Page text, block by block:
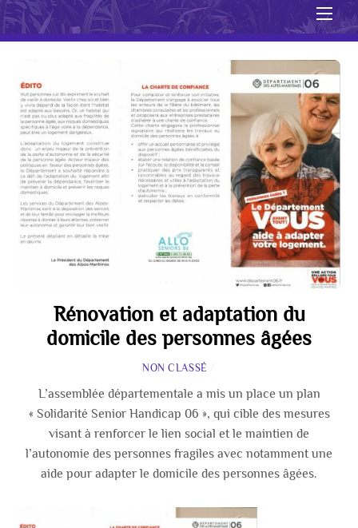
Rénovation et adaptation du
domicile des personnes âgées
NON CLASSÉ
L’assemblée départementale a mis un place un plan
« Solidarité Senior Handicap 06 », qui cible des mesures
visant à renforcer le lien social et le maintien de
l’autonomie des personnes fragiles avec notamment une
aide pour adapter le domicile des personnes âgées.